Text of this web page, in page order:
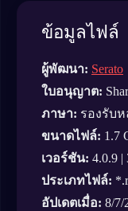
ข้อมูลไฟล์
ผู้พัฒนา: Serato
ใบอนุญาต:
ภาษา: รองรับ
ขนาดไฟล์: 1.7
เวอร์ชัน: 4.0.9 |
ประเภทไฟล์:
อัปเดตเมื่อ: 8/7/